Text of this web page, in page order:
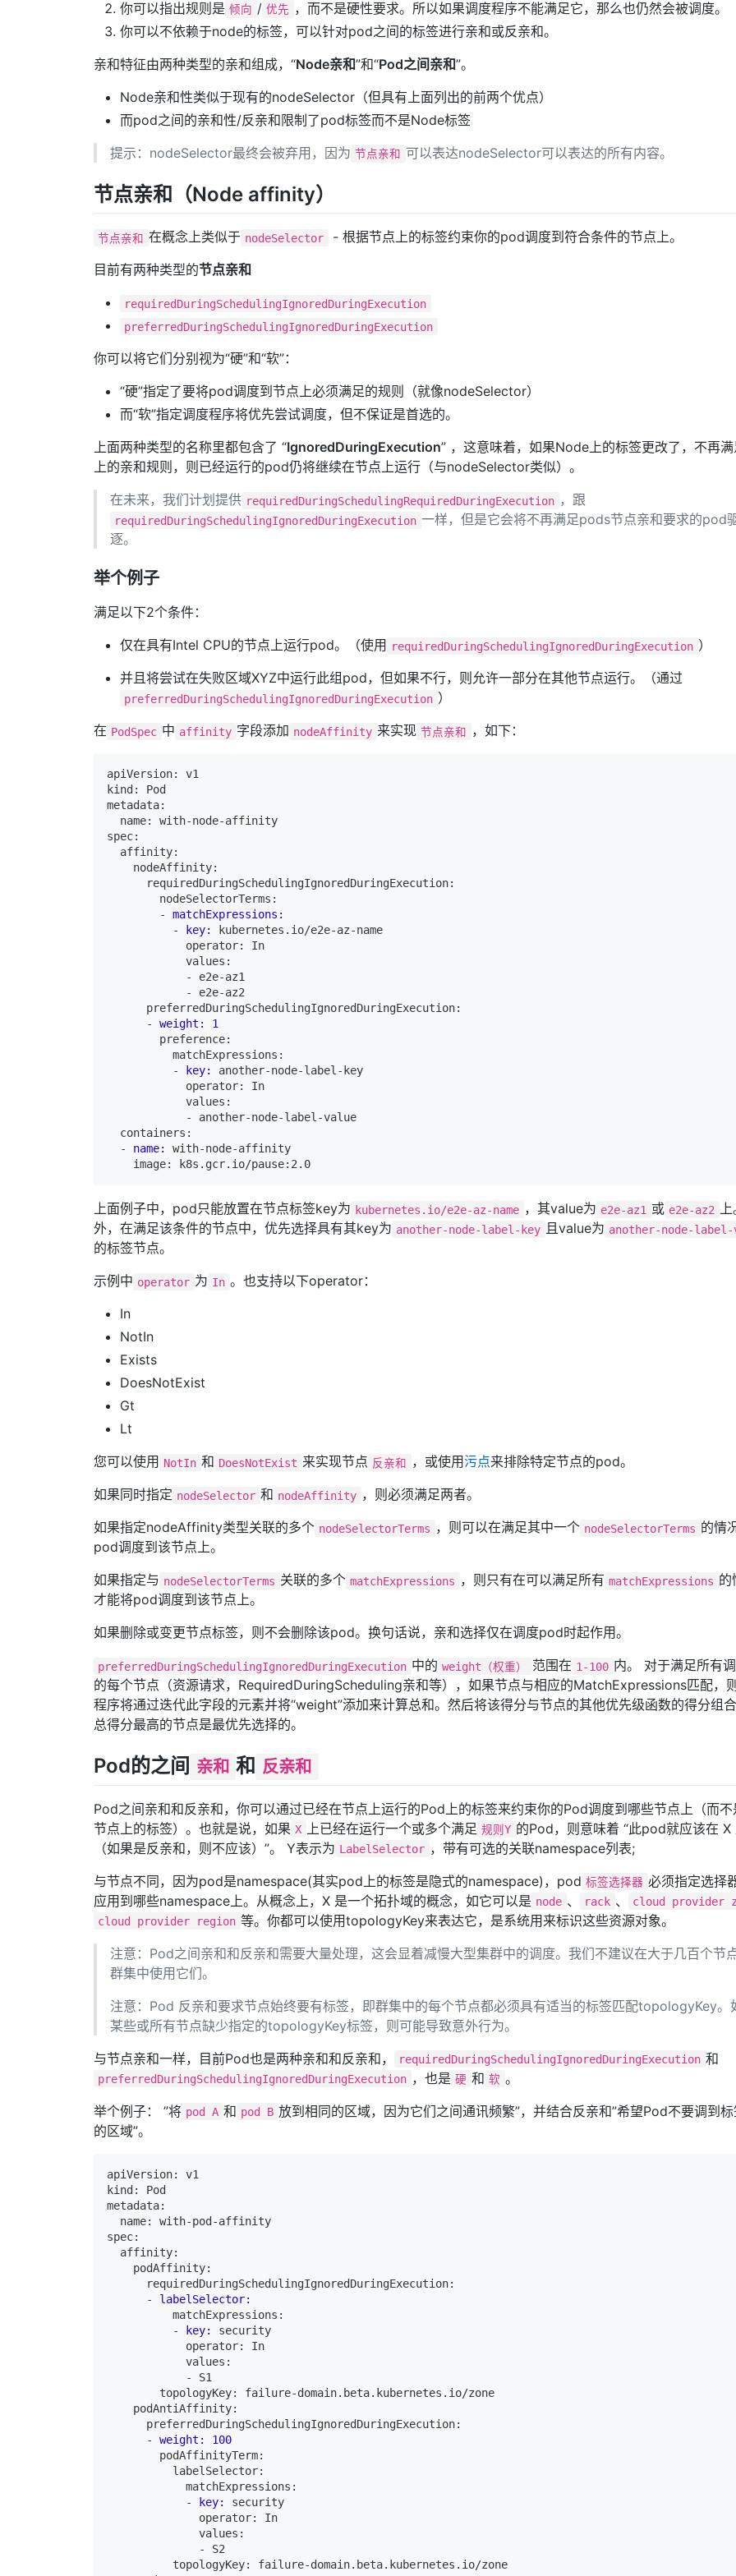
你可以指出规则是 倾向 / 优先 ，而不是硬性要求。所以如果调度程序不能满足它，那么也仍然会被调度。
你可以不依赖于node的标签，可以针对pod之间的标签进行亲和或反亲和。
亲和特征由两种类型的亲和组成，“Node亲和”和“Pod之间亲和”。
Node亲和性类似于现有的nodeSelector（但具有上面列出的前两个优点）
而pod之间的亲和性/反亲和限制了pod标签而不是Node标签
提示：nodeSelector最终会被弃用，因为 节点亲和 可以表达nodeSelector可以表达的所有内容。
节点亲和（Node affinity）
节点亲和 在概念上类似于 nodeSelector
- 根据节点上的标签约束你的pod调度到符合条件的节点上。
目前有两种类型的节点亲和
requiredDuringSchedulingIgnoredDuringExecution
preferredDuringSchedulingIgnoredDuringExecution
你可以将它们分别视为“硬”和“软”：
“硬”指定了要将pod调度到节点上必须满足的规则（就像nodeSelector）
而“软”指定调度程序将优先尝试调度，但不保证是首选的。
上面两种类型的名称里都包含了 “IgnoredDuringExecution” ，这意味着，如果Node上的标签更改了，不再
上的亲和规则，则已经运行的pod仍将继续在节点上运行（与nodeSelector类似）。
在未来，我们计划提供 requiredDuringSchedulingRequiredDuringExecution ，跟
requiredDuringSchedulingIgnoredDuringExecution 一样，但是它会将不再满足pods节点亲和要求的pod
逐。
举个例子
满足以下2个条件：
仅在具有Intel CPU的节点上运行pod。（使用
requiredDuringSchedulingIgnoredDuringExecution ）
并且将尝试在失败区域XYZ中运行此组pod，但如果不行，则允许一部分在其他节点运行。（通过
preferredDuringSchedulingIgnoredDuringExecution ）
在 PodSpec 中 affinity 字段添加 nodeAffinity 来实现 节点亲和 ，如下：
apiVersion: v1
kind: Pod
metadata:
  name: with-node-affinity
spec:
  affinity:
    nodeAffinity:
      requiredDuringSchedulingIgnoredDuringExecution:
        nodeSelectorTerms:
        -
matchExpressions:
          -
key:
            operator: In
            values:
            -
            -
      preferredDuringSchedulingIgnoredDuringExecution:
      -
weight:
1
        preference:
          matchExpressions:
          -
key:
            operator: In
            values:
            -
  containers:
  -
name:
上面例子中，pod只能放置在节点标签key为 kubernetes.io/e2e-az-name ，其value为 e2e-az1 或 e2e-az2 上
外，在满足该条件的节点中，优先选择具有其key为 another-node-label-key 且value为 another-node-label-
的标签节点。
示例中 operator 为 In 。也支持以下operator：
In
NotIn
Exists
DoesNotExist
Gt
Lt
您可以使用 NotIn 和 DoesNotExist 来实现节点 反亲和 ，或使用污点来排除特定节点的pod。
如果同时指定 nodeSelector 和 nodeAffinity ，则必须满足两者。
如果指定nodeAffinity类型关联的多个 nodeSelectorTerms ，则可以在满足其中一个 nodeSelectorTerms 的情
pod调度到该节点上。
如果指定与 nodeSelectorTerms 关联的多个 matchExpressions ，则只有在可以满足所有 matchExpressions 的
才能将pod调度到该节点上。
如果删除或变更节点标签，则不会删除该pod。换句话说，亲和选择仅在调度pod时起作用。
preferredDuringSchedulingIgnoredDuringExecution 中的 weight（权重） 范围在 1-100 内。 对于满足所有
的每个节点（资源请求，RequiredDuringScheduling亲和等），如果节点与相应的MatchExpressions匹配，
程序将通过迭代此字段的元素并将“weight”添加来计算总和。然后将该得分与节点的其他优先级函数的得分组合
总得分最高的节点是最优先选择的。
Pod的之间 亲和 和 反亲和
Pod之间亲和和反亲和，你可以通过已经在节点上运行的Pod上的标签来约束你的Pod调度到哪些节点上（而不
节点上的标签）。也就是说，如果 X 上已经在运行一个或多个满足 规则Y 的Pod，则意味着 “此pod就应该在 X
（如果是反亲和，则不应该）”。 Y表示为 LabelSelector ，带有可选的关联namespace列表;
与节点不同，因为pod是namespace(其实pod上的标签是隐式的namespace)，pod 标签选择器 必须指定选择
应用到哪些namespace上。从概念上，X 是一个拓扑域的概念，如它可以是 node 、 rack 、 cloud provider
cloud provider region 等。你都可以使用topologyKey来表达它，是系统用来标识这些资源对象。
注意：Pod之间亲和和反亲和需要大量处理，这会显着减慢大型集群中的调度。我们不建议在大于几百个节
群集中使用它们。
注意：Pod 反亲和要求节点始终要有标签，即群集中的每个节点都必须具有适当的标签匹配topologyKey。
某些或所有节点缺少指定的topologyKey标签，则可能导致意外行为。
与节点亲和一样，目前Pod也是两种亲和和反亲和，
requiredDuringSchedulingIgnoredDuringExecution 和
preferredDuringSchedulingIgnoredDuringExecution ，也是 硬 和 软 。
举个例子： ”将 pod A 和 pod B 放到相同的区域，因为它们之间通讯频繁”，并结合反亲和”希望Pod不要调到
的区域”。
apiVersion: v1
kind: Pod
metadata:
  name: with-pod-affinity
spec:
  affinity:
    podAffinity:
      requiredDuringSchedulingIgnoredDuringExecution:
      -
labelSelector:
          matchExpressions:
          -
key:
            operator: In
            values:
            -
S1
        topologyKey: failure-domain.beta.kubernetes.io/zone
    podAntiAffinity:
      preferredDuringSchedulingIgnoredDuringExecution:
      -
weight:
100
        podAffinityTerm:
          labelSelector:
            matchExpressions:
            -
key:
              operator: In
              values:
              -
S2
          topologyKey: failure-domain.beta.kubernetes.io/zone